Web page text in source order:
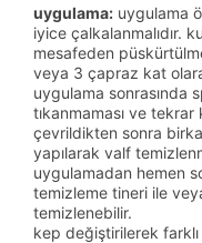
uygulama: uygulama
iyice çalkalanmalıdır.
mesafeden
veya 3 çapraz kat
uygulama sonrasında
tıkanmaması ve
çevrildikten sonra
yapılarak valf
uygulamadan hemen
temizleme tineri ile
temizlenebilir.
kep değiştirilerek